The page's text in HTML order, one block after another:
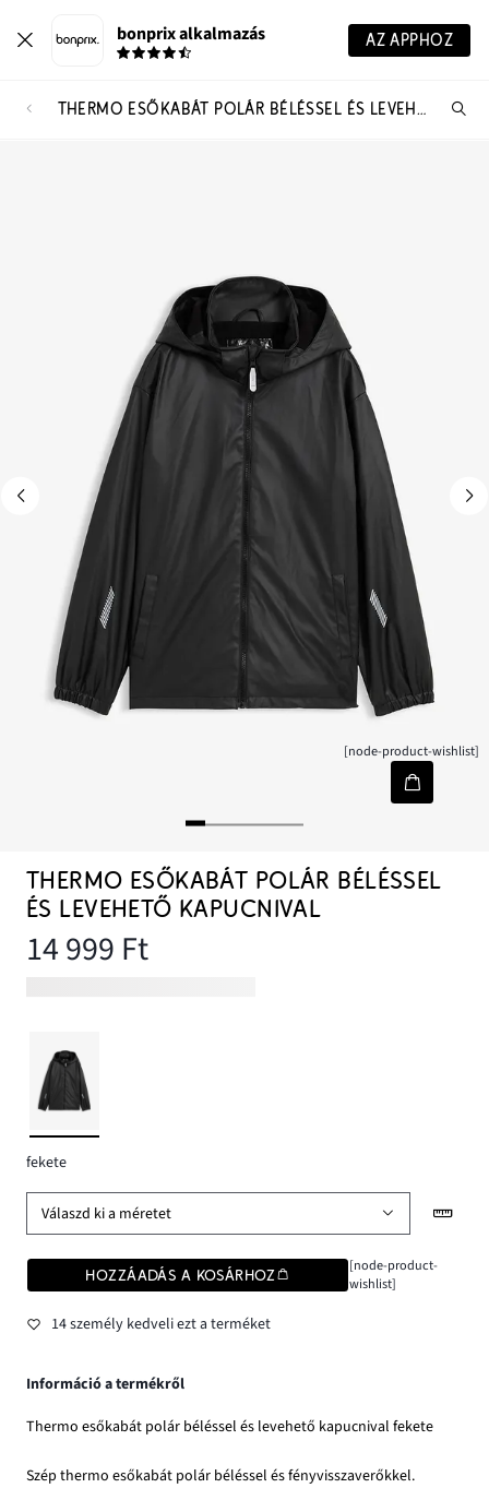
bonprix alkalmazás AZ APPHOZ
THERMO ESŐKABÁT POLÁR BÉLÉSSEL ÉS LEVEHETŐ KAPUCNIVAL
[node-product-wishlist]
THERMO ESŐKABÁT POLÁR BÉLÉSSEL
ÉS LEVEHETŐ KAPUCNIVAL
14 999 Ft
fekete
Válaszd ki a méretet
HOZZÁADÁS A KOSÁRHOZ
[node-product-
wishlist]
14 személy kedveli ezt a terméket
Információ a termékről
Thermo esőkabát polár béléssel és levehető kapucnival fekete
Szép thermo esőkabát polár béléssel és fényvisszaverőkkel.